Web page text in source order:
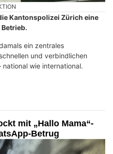
Kantonspolizei Zürich eine
ein zentrales
und verbindlichen
wie international.
mit „Hallo Mama“-
Betrug